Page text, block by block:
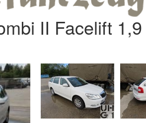
II Facelift